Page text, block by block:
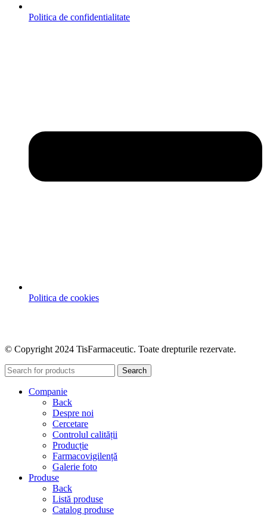
Politica de confidentialitate
Politica de cookies
© Copyright 2024 TisFarmaceutic. Toate drepturile rezervate.
Search
Companie
Back
Despre noi
Cercetare
Controlul calității
Producție
Farmacovigilență
Galerie foto
Produse
Back
Listă produse
Catalog produse